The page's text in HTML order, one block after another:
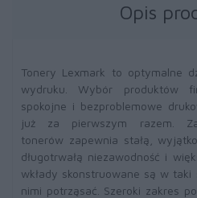
Opis
Tonery Lexmark to optymalne
wydruku. Wybór produktów
spokojne i bezproblemowe
już za pierwszym razem.
tonerów zapewnia stałą,
długotrwałą niezawodność i
wkłady skonstruowane są w
nimi potrząsać. Szeroki zakres